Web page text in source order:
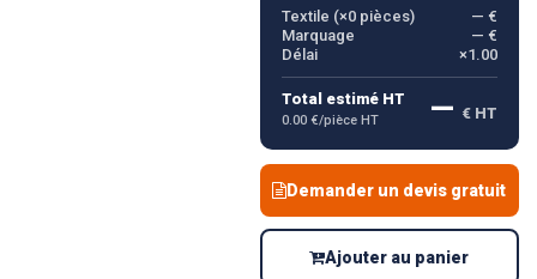
Textile (×0pièces)
— €
Marquage
— €
Délai
×1.00
Total estimé HT
0.00 €/pièce HT — € HT
Demander un devis gratuit
Ajouter au panier